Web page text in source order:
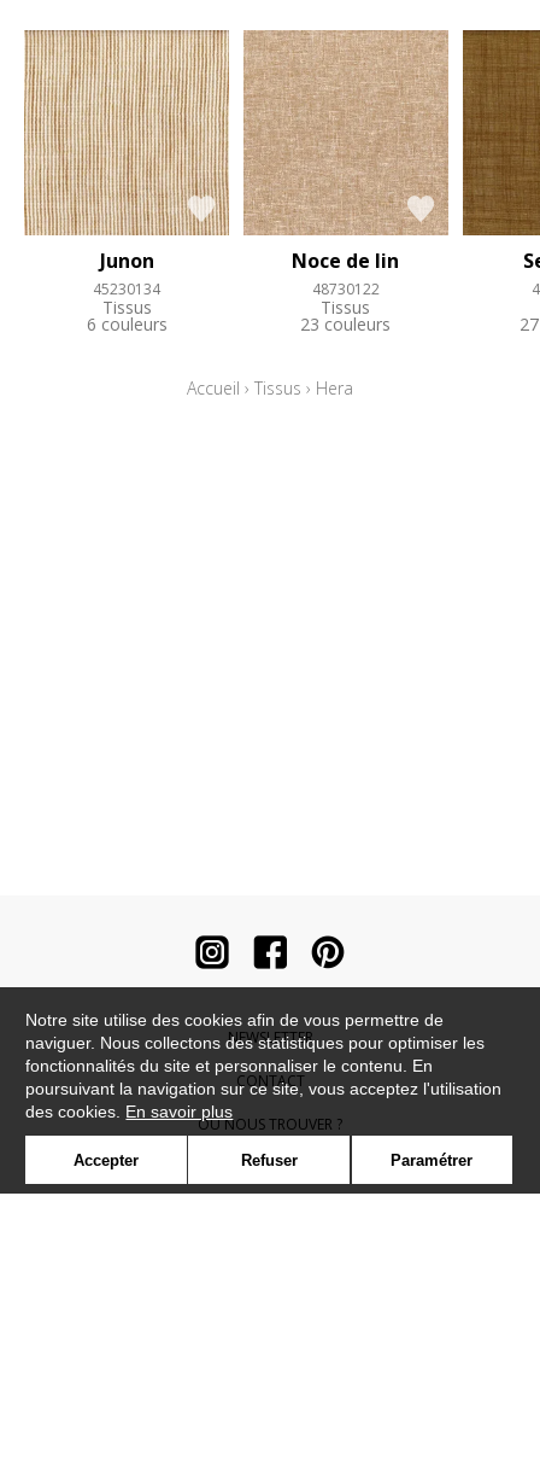
Junon
45230134
Tissus
6 couleurs
Noce de lin
48730122
Tissus
23 couleurs
Accueil › Tissus › Hera
NEWSLETTER
CONTACT
OÙ NOUS TROUVER ?
CONTRACT
Notre site utilise des cookies afin de vous permettre de
naviguer. Nous collectons des statistiques pour optimiser les
fonctionnalités du site et personnaliser le contenu. En
poursuivant la navigation sur ce site, vous acceptez l'utilisation
des cookies. En savoir plus
Accepter Refuser Paramétrer